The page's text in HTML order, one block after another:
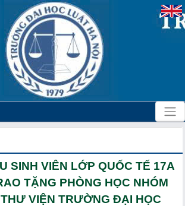
SINH VIÊN LỚP QUỐC TẾ 17A
TẶNG PHÒNG HỌC NHÓM
VIỆN TRƯỜNG ĐẠI HỌC